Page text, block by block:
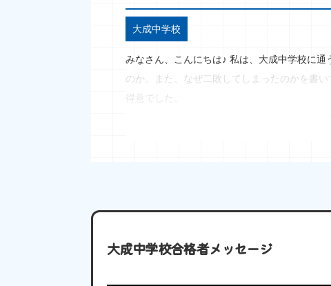
大成中学校
みなさん、こんにちは♪ 私は、大成中学校に
のか。また、なぜ二敗してしまったのかを書
得意でした。
大成中学校合格者メッセージ